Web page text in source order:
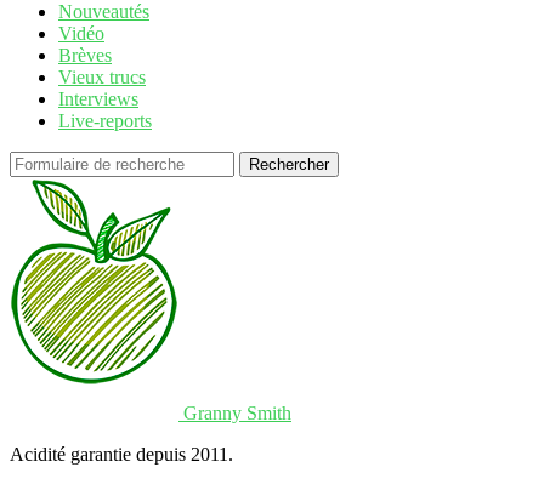
Nouveautés
Vidéo
Brèves
Vieux trucs
Interviews
Live-reports
Rechercher
Granny Smith
Acidité garantie depuis 2011.